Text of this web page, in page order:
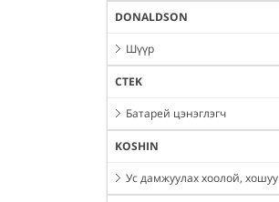
DONALDSON
Шүүр
CTEK
Батарей цэнэглэгч
KOSHIN
Ус дамжуулах хоолой, хошуу